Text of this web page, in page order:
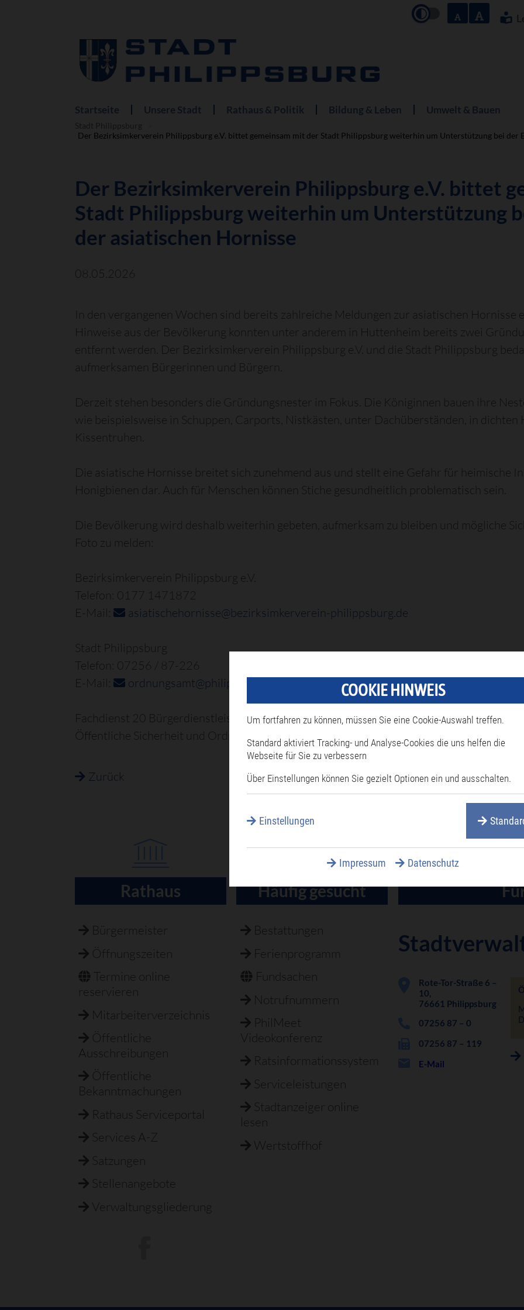
Navigation
überspringen
Startseite Unsere Stadt Rathaus & Politik Bildung & Leben Umwelt & Bauen
Der Bezirksimkerverein Philippsburg e.V. bittet gemeinsam mit der Stadt Philippsburg weiterhin um Unterstützung bei der
Der Bezirksimkerverein Philippsburg e.V. bittet
Stadt Philippsburg weiterhin um Unterstützung
der asiatischen Hornisse
08.05.2026
In den vergangenen Wochen sind bereits zahlreiche Meldungen zur asiatischen Hornisse
Hinweise aus der Bevölkerung konnten unter anderem in Huttenheim bereits zwei
entfernt werden. Der Bezirksimkerverein Philippsburg e.V. und die Stadt Philippsburg
aufmerksamen Bürgerinnen und Bürgern.
Derzeit stehen besonders die Gründungsnester im Fokus. Die Königinnen bauen ihre
wie beispielsweise in Schuppen, Carports, Nistkästen, unter Dachüberständen, in dichten
Kissentruhen.
Die asiatische Hornisse breitet sich zunehmend aus und stellt eine Gefahr für heimische
Honigbienen dar. Auch für Menschen können Stiche gesundheitlich problematisch sein.
Die Bevölkerung wird deshalb weiterhin gebeten, aufmerksam zu bleiben und mögliche
Foto zu melden:
Bezirksimkerverein Philippsburg e.V.
Telefon: 0177 1471872
E-Mail:
asiatischehornisse@bezirksimkerverein-philippsburg.de
Stadt Philippsburg
Telefon: 07256 / 87-226
E-Mail:
ordnungsamt@philippsburg.de
Fachdienst 20 Bürgerdienstleistungen,
Öffentliche Sicherheit und Ordnung
Zurück
Rathaus
Bürgermeister
Öffnungszeiten
Termine online
reservieren
Mitarbeiterverzeichnis
Öffentliche
Ausschreibungen
Öffentliche
Bekanntmachungen
Rathaus Serviceportal
Services A-Z
Satzungen
Stellenangebote
Verwaltungsgliederung
Häufig gesucht
Bestattungen
Ferienprogramm
Fundsachen
Notrufnummern
PhilMeet
Videokonferenz
Ratsinformationssystem
Serviceleistungen
Stadtanzeiger online
lesen
Wertstoffhof
Rote-Tor-Straße 6 –
10,
76661 Philippsburg
07256 87 – 0
07256 87 – 119
E-Mail
COOKIE HINWEIS
Um fortfahren zu können, müssen Sie eine Cookie-Auswahl treffen.
Standard aktiviert Tracking- und Analyse-Cookies die uns helfen die
Webseite für Sie zu verbessern
Über Einstellungen können Sie gezielt Optionen ein und ausschalten.
Einstellungen
Impressum Datenschutz